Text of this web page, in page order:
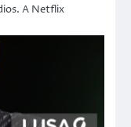
A Netflix